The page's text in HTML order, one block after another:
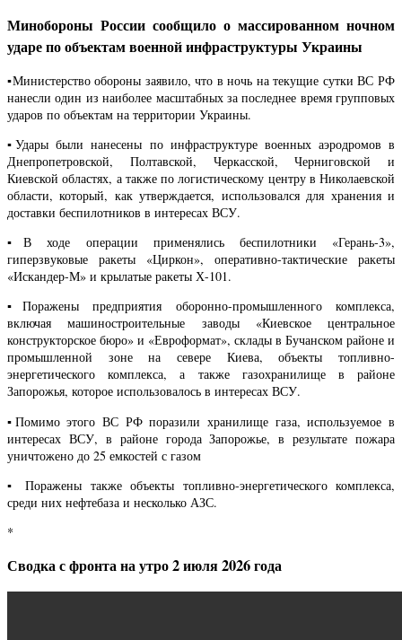
Минобороны России сообщило о массированном ночном
ударе по объектам военной инфраструктуры Украины
▪️Министерство обороны заявило, что в ночь на текущие сутки ВС РФ
нанесли один из наиболее масштабных за последнее время групповых
ударов по объектам на территории Украины.
▪️Удары были нанесены по инфраструктуре военных аэродромов в
Днепропетровской, Полтавской, Черкасской, Черниговской и
Киевской областях, а также по логистическому центру в Николаевской
области, который, как утверждается, использовался для хранения и
доставки беспилотников в интересах ВСУ.
▪️В ходе операции применялись беспилотники «Герань-3»,
гиперзвуковые ракеты «Циркон», оперативно-тактические ракеты
«Искандер-М» и крылатые ракеты Х-101.
▪️Поражены предприятия оборонно-промышленного комплекса,
включая машиностроительные заводы «Киевское центральное
конструкторское бюро» и «Евроформат», склады в Бучанском районе и
промышленной зоне на севере Киева, объекты топливно-
энергетического комплекса, а также газохранилище в районе
Запорожья, которое использовалось в интересах ВСУ.
▪️Помимо этого ВС РФ поразили хранилище газа, используемое в
интересах ВСУ, в районе города Запорожье, в результате пожара
уничтожено до 25 емкостей с газом
▪️ Поражены также объекты топливно-энергетического комплекса,
среди них нефтебаза и несколько АЗС.
*
Сводка с фронта на утро 2 июля 2026 года